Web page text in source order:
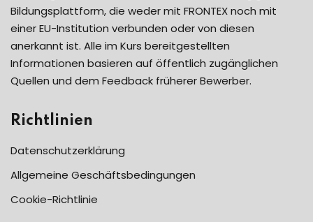
Bildungsplattform, die weder mit FRONTEX noch mit
einer EU-Institution verbunden oder von diesen
anerkannt ist. Alle im Kurs bereitgestellten
Informationen basieren auf öffentlich zugänglichen
Quellen und dem Feedback früherer Bewerber.
Richtlinien
Datenschutzerklärung
Allgemeine Geschäftsbedingungen
Cookie-Richtlinie